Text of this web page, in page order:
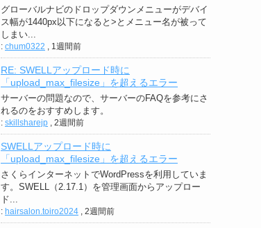
グローバルナビのドロップダウンメニューがデバイ
ス幅が1440px以下になると>とメニュー名が被って
しまい...
: chum0322 1週間前
RE: SWELLアップロード時に
「upload_max_filesize」を超えるエラー
サーバーの問題なので、サーバーのFAQを参考にさ
れるのをおすすめします。
: skillsharejp 2週間前
SWELLアップロード時に
「upload_max_filesize」を超えるエラー
さくらインターネットでWordPressを利用していま
す。SWELL（2.17.1）を管理画面からアップロー
ド...
: hairsalon.toiro2024 2週間前